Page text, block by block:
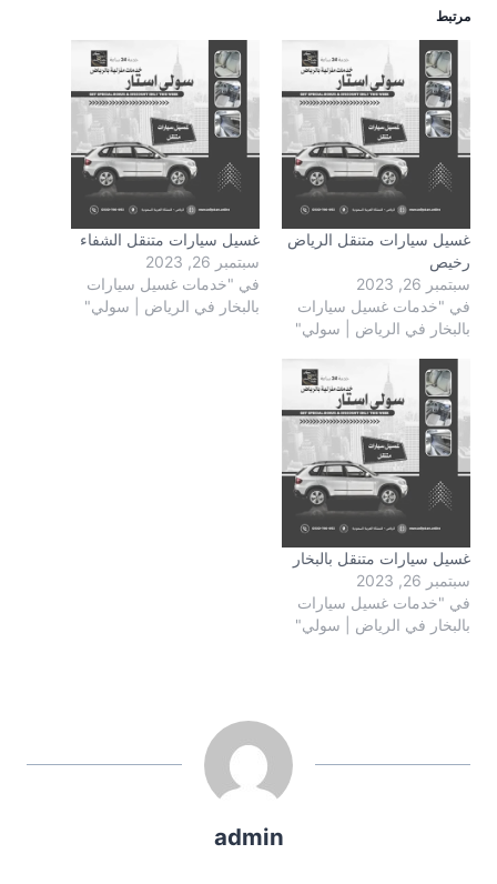
مرتبط
غسيل سيارات متنقل الرياض
رخيص
سبتمبر 26, 2023
في "خدمات غسيل سيارات
بالبخار في الرياض | سولي"
غسيل سيارات متنقل الشفاء
سبتمبر 26, 2023
في "خدمات غسيل سيارات
بالبخار في الرياض | سولي"
غسيل سيارات متنقل بالبخار
سبتمبر 26, 2023
في "خدمات غسيل سيارات
بالبخار في الرياض | سولي"
admin